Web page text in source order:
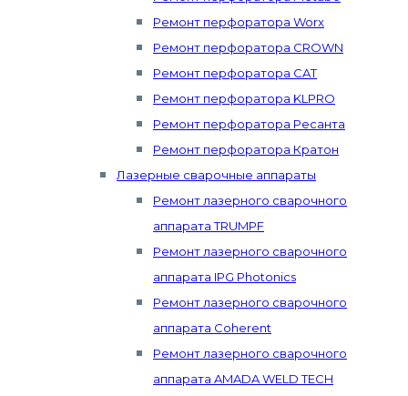
Ремонт перфоратора Worx
Ремонт перфоратора CROWN
Ремонт перфоратора CAT
Ремонт перфоратора KLPRO
Ремонт перфоратора Ресанта
Ремонт перфоратора Кратон
Лазерные сварочные аппараты
Ремонт лазерного сварочного
аппарата TRUMPF
Ремонт лазерного сварочного
аппарата IPG Photonics
Ремонт лазерного сварочного
аппарата Coherent
Ремонт лазерного сварочного
аппарата AMADA WELD TECH